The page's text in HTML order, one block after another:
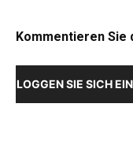
Kommentieren Sie
LOGGEN SIE SICH